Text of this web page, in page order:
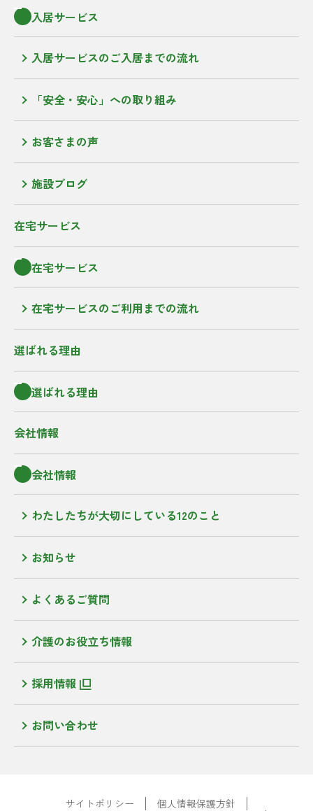
入居サービス
入居サービスのご入居までの流れ
「安全・安心」への取り組み
お客さまの声
施設ブログ
在宅サービス
在宅サービス
在宅サービスのご利用までの流れ
選ばれる理由
選ばれる理由
会社情報
会社情報
わたしたちが大切にしている12のこと
お知らせ
よくあるご質問
介護のお役立ち情報
採用情報
お問い合わせ
サイトポリシー
個人情報保護方針